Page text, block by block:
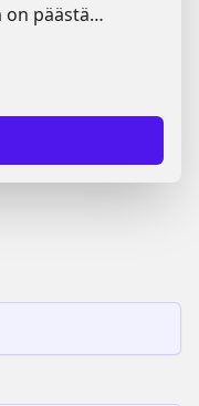
päästä
läpi tärkeimmät
hyödylliset
alkuun.